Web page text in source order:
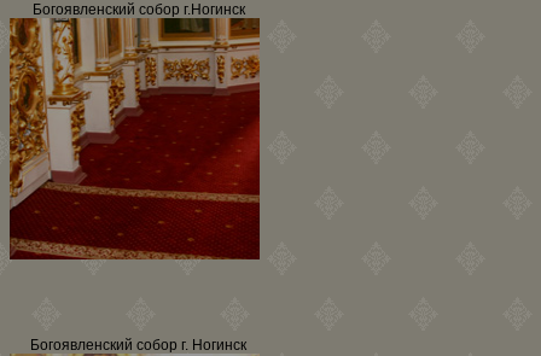
Богоявленский собор г.Ногинск
Богоявленский собор г. Ногинск